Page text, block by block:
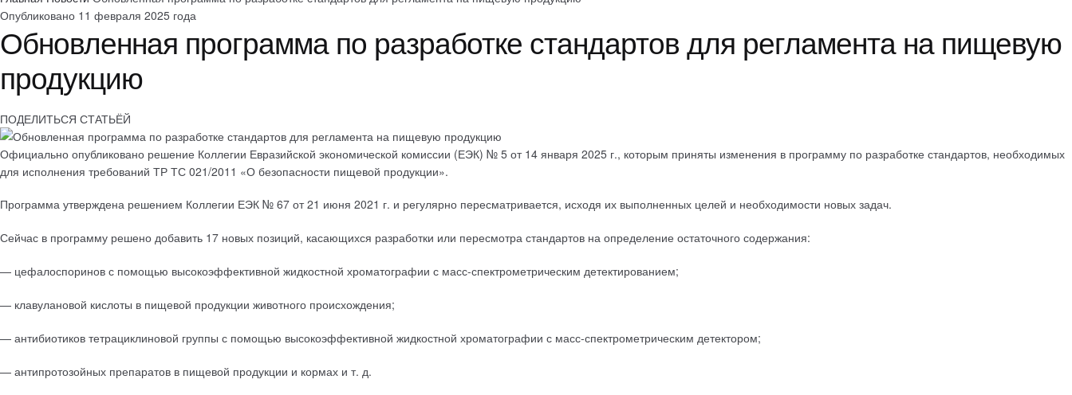
Опубликовано 11 февраля 2025 года
Обновленная программа по разработке стандартов для регламента на пищевую
продукцию
ПОДЕЛИТЬСЯ СТАТЬЁЙ
Официально опубликовано решение Коллегии Евразийской экономической комиссии (ЕЭК) № 5 от 14 января 2025 г., которым приняты изменения в программу по разработке стандартов, необходимых
для исполнения требований ТР ТС 021/2011 «О безопасности пищевой продукции».
Программа утверждена решением Коллегии ЕЭК № 67 от 21 июня 2021 г. и регулярно пересматривается, исходя их выполненных целей и необходимости новых задач.
Сейчас в программу решено добавить 17 новых позиций, касающихся разработки или пересмотра стандартов на определение остаточного содержания:
— цефалоспоринов с помощью высокоэффективной жидкостной хроматографии с масс-спектрометрическим детектированием;
— клавулановой кислоты в пищевой продукции животного происхождения;
— антибиотиков тетрациклиновой группы с помощью высокоэффективной жидкостной хроматографии с масс-спектрометрическим детектором;
— антипротозойных препаратов в пищевой продукции и кормах и т. д.